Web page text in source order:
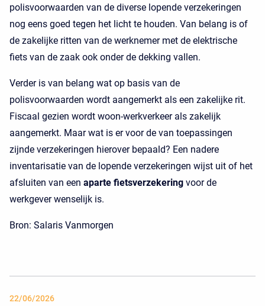
polisvoorwaarden van de diverse lopende verzekeringen
nog eens goed tegen het licht te houden. Van belang is of
de zakelijke ritten van de werknemer met de elektrische
fiets van de zaak ook onder de dekking vallen.
Verder is van belang wat op basis van de
polisvoorwaarden wordt aangemerkt als een zakelijke rit.
Fiscaal gezien wordt woon-werkverkeer als zakelijk
aangemerkt. Maar wat is er voor de van toepassingen
zijnde verzekeringen hierover bepaald? Een nadere
inventarisatie van de lopende verzekeringen wijst uit of het
afsluiten van een aparte fietsverzekering voor de
werkgever wenselijk is.
Bron: Salaris Vanmorgen
22/06/2026